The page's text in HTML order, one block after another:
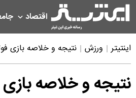
اقتصاد
اینتیتر ورزش نتیجه و خلاصه بازی فوتبال
نتیجه و خلاصه بازی